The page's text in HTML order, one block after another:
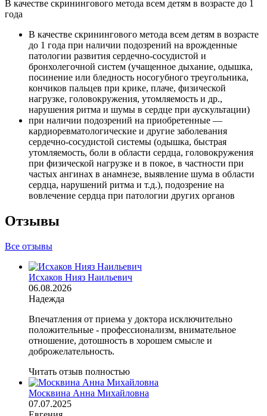
В качестве скринингового метода всем детям в возрасте до 1
года
В качестве скринингового метода всем детям в возрасте
до 1 года при наличии подозрений на врожденные
патологии развития сердечно-сосудистой и
бронхолегочной систем (учащенное дыхание, одышка,
посинение или бледность носогубного треугольника,
кончиков пальцев при крике, плаче, физической
нагрузке, головокружения, утомляемость и др.,
нарушения ритма и шумы в сердце при аускультации)
при наличии подозрений на приобретенные —
кардиоревматологические и другие заболевания
сердечно-сосудистой системы (одышка, быстрая
утомляемость, боли в области сердца, головокружения
при физической нагрузке и в покое, в частности при
частых ангинах в анамнезе, выявление шума в области
сердца, нарушений ритма и т.д.), подозрение на
вовлечение сердца при патологии других органов
Отзывы
Все отзывы
Исхаков Нияз Наильевич
06.08.2026
Надежда
Впечатления от приема у доктора исключительно
положительные - профессионализм, внимательное
отношение, дотошность в хорошем смысле и
доброжелательность.
Читать отзыв полностью
Москвина Анна Михайловна
07.07.2025